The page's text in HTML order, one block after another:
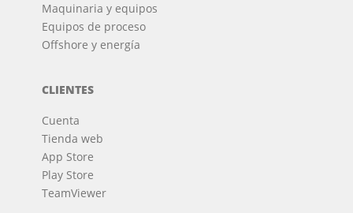
Maquinaria y equipos
Equipos de proceso
Offshore y energía
CLIENTES
Cuenta
Tienda web
App Store
Play Store
TeamViewer